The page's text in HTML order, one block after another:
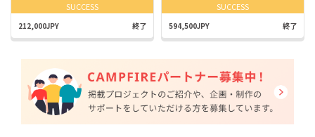
SUCCESS
212,000JPY 終了
SUCCESS
594,500JPY 終了